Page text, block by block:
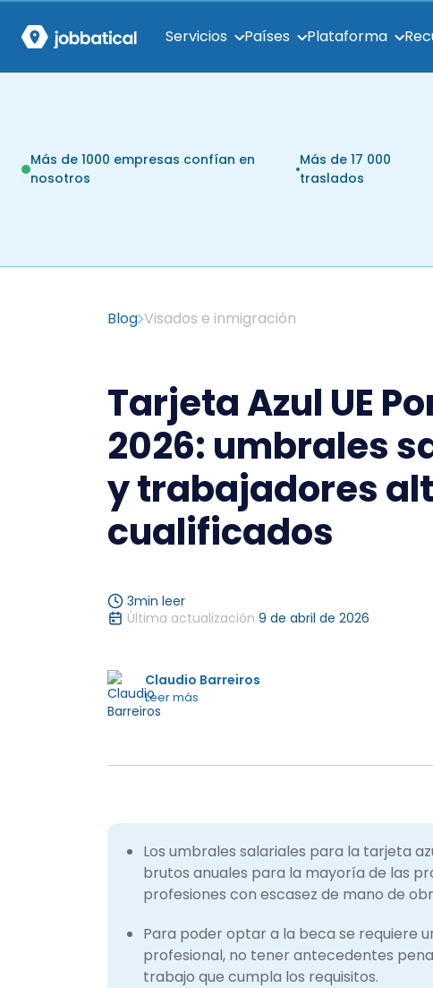
Servicios Países Plataforma
Más de 1000 empresas confían en
nosotros
Más de 17 000
traslados
Blog Visados e inmigración
Tarjeta Azul UE
2026: umbrales
y trabajadores
cualificados
3min leer
Última actualización 9 de abril de 2026
Claudio Barreiros
Leer más
Los umbrales salariales para la tarjeta
brutos anuales para la mayoría de las
profesiones con escasez de mano de
Para poder optar a la beca se requiere
profesional, no tener antecedentes
trabajo que cumpla los requisitos.